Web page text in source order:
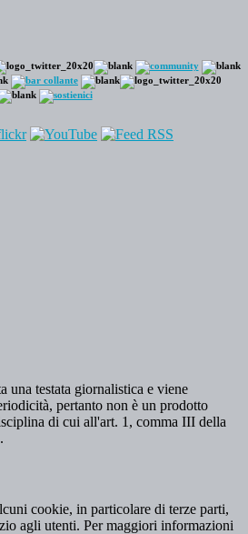
una testata giornalistica e viene
pertanto non è un prodotto
di cui all'art. 1, comma III della
cookie, in particolare di terze parti,
agli utenti. Per maggiori informazioni